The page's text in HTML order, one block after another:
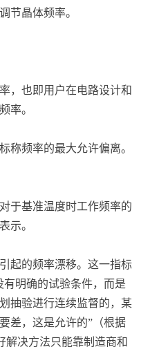
节晶体频率。
，也即用户在电路设计和
率。
称频率的最大允许偏离。
于基准温度时工作频率的
示。
起的频率漂移。这一指标
明确的试验条件，而是
抽验进行连续监督的，某
差，这是允许的”（根据
解决方法只能靠制造商和